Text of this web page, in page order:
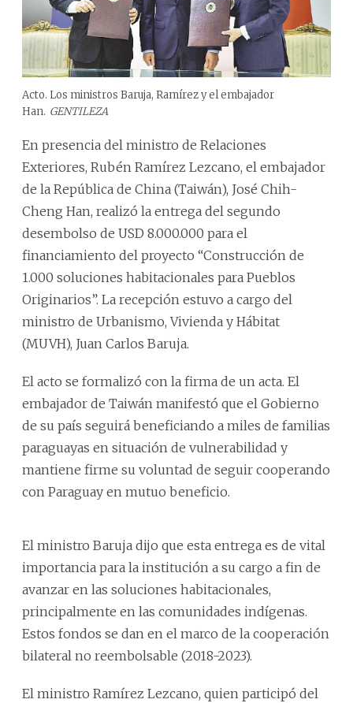
Acto. Los ministros Baruja, Ramírez y el embajador
Han. GENTILEZA
En presencia del ministro de Relaciones
Exteriores, Rubén Ramírez Lezcano, el embajador
de la República de China (Taiwán), José Chih-
Cheng Han, realizó la entrega del segundo
desembolso de USD 8.000.000 para el
financiamiento del proyecto “Construcción de
1.000 soluciones habitacionales para Pueblos
Originarios”. La recepción estuvo a cargo del
ministro de Urbanismo, Vivienda y Hábitat
(MUVH), Juan Carlos Baruja.
El acto se formalizó con la firma de un acta. El
embajador de Taiwán manifestó que el Gobierno
de su país seguirá beneficiando a miles de familias
paraguayas en situación de vulnerabilidad y
mantiene firme su voluntad de seguir cooperando
con Paraguay en mutuo beneficio.
El ministro Baruja dijo que esta entrega es de vital
importancia para la institución a su cargo a fin de
avanzar en las soluciones habitacionales,
principalmente en las comunidades indígenas.
Estos fondos se dan en el marco de la cooperación
bilateral no reembolsable (2018-2023).
El ministro Ramírez Lezcano, quien participó del